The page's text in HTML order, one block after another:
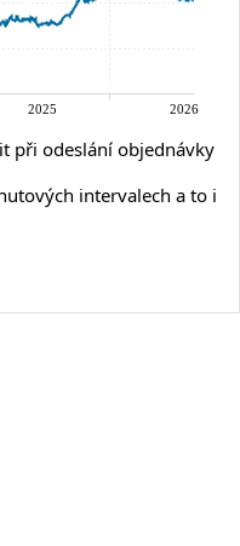
při odeslání objednávky
intervalech a to i